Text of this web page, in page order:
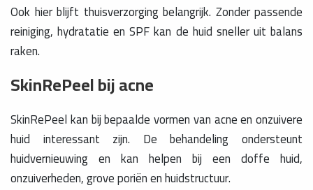
Ook hier blijft thuisverzorging belangrijk. Zonder passende
reiniging, hydratatie en SPF kan de huid sneller uit balans
raken.
SkinRePeel bij acne
SkinRePeel kan bij bepaalde vormen van acne en onzuivere
huid interessant zijn. De behandeling ondersteunt
huidvernieuwing en kan helpen bij een doffe huid,
onzuiverheden, grove poriën en huidstructuur.